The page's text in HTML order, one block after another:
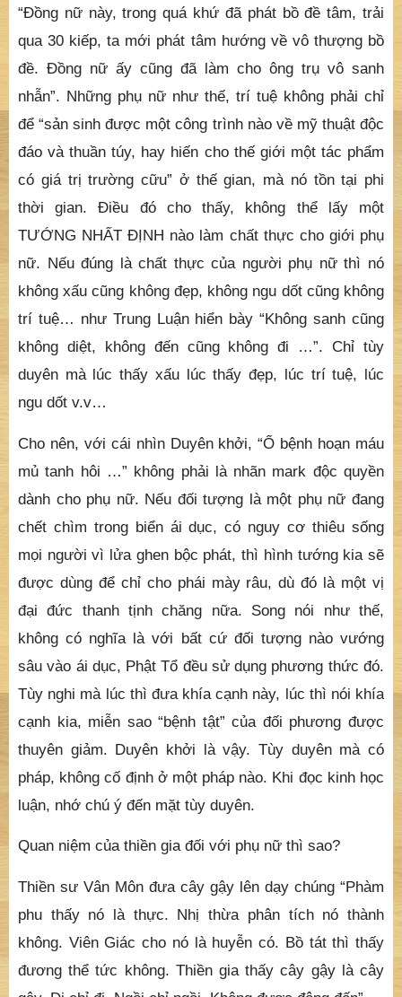
“Đồng nữ này, trong quá khứ đã phát bồ đề tâm, trải
qua 30 kiếp, ta mới phát tâm hướng về vô thượng bồ
đề. Đồng nữ ấy cũng đã làm cho ông trụ vô sanh
nhẫn”. Những phụ nữ như thế, trí tuệ không phải chỉ
để “sản sinh được một công trình nào về mỹ thuật độc
đáo và thuần túy, hay hiến cho thế giới một tác phẩm
có giá trị trường cữu” ở thế gian, mà nó tồn tại phi
thời gian. Điều đó cho thấy, không thể lấy một
TƯỚNG NHẤT ĐỊNH nào làm chất thực cho giới phụ
nữ. Nếu đúng là chất thực của người phụ nữ thì nó
không xấu cũng không đẹp, không ngu dốt cũng không
trí tuệ… như Trung Luận hiển bày “Không sanh cũng
không diệt, không đến cũng không đi …”. Chỉ tùy
duyên mà lúc thấy xấu lúc thấy đẹp, lúc trí tuệ, lúc
ngu dốt v.v…
Cho nên, với cái nhìn Duyên khởi, “Ổ bệnh hoạn máu
mủ tanh hôi …” không phải là nhãn mark độc quyền
dành cho phụ nữ. Nếu đối tượng là một phụ nữ đang
chết chìm trong biển ái dục, có nguy cơ thiêu sống
mọi người vì lửa ghen bộc phát, thì hình tướng kia sẽ
được dùng để chỉ cho phái mày râu, dù đó là một vị
đại đức thanh tịnh chăng nữa. Song nói như thế,
không có nghĩa là với bất cứ đối tượng nào vướng
sâu vào ái dục, Phật Tổ đều sử dụng phương thức đó.
Tùy nghi mà lúc thì đưa khía cạnh này, lúc thì nói khía
cạnh kia, miễn sao “bệnh tật” của đối phương được
thuyên giảm. Duyên khởi là vậy. Tùy duyên mà có
pháp, không cố định ở một pháp nào. Khi đọc kinh học
luận, nhớ chú ý đến mặt tùy duyên.
Quan niệm của thiền gia đối với phụ nữ thì sao?
Thiền sư Vân Môn đưa cây gậy lên dạy chúng “Phàm
phu thấy nó là thực. Nhị thừa phân tích nó thành
không. Viên Giác cho nó là huyễn có. Bồ tát thì thấy
đương thể tức không. Thiền gia thấy cây gậy là cây